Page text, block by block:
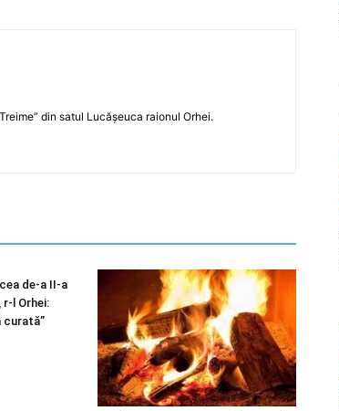
din satul Lucășeuca raionul Orhei.
de-a II-a
l Orhei:
curată”